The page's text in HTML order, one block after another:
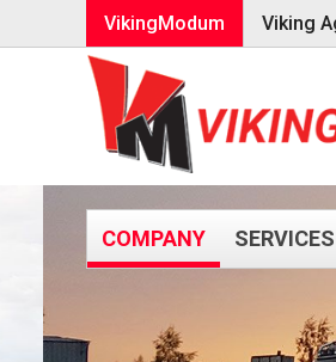
VikingModum Viking
COMPANY SERVICES